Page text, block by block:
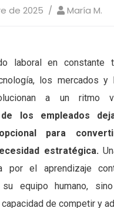
de 2025 María M.
laboral en constante
los mercados y
a un ritmo
de los empleados
para
estratégica.
por el aprendizaje
equipo humano,
de competir y